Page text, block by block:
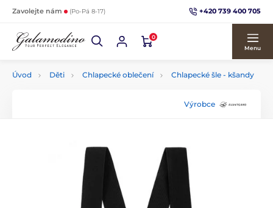
Zavolejte nám (Po-Pá 8-17) +420 739 400 705
0
Menu
Úvod Děti Chlapecké oblečení Chlapecké šle - kšandy
Výrobce